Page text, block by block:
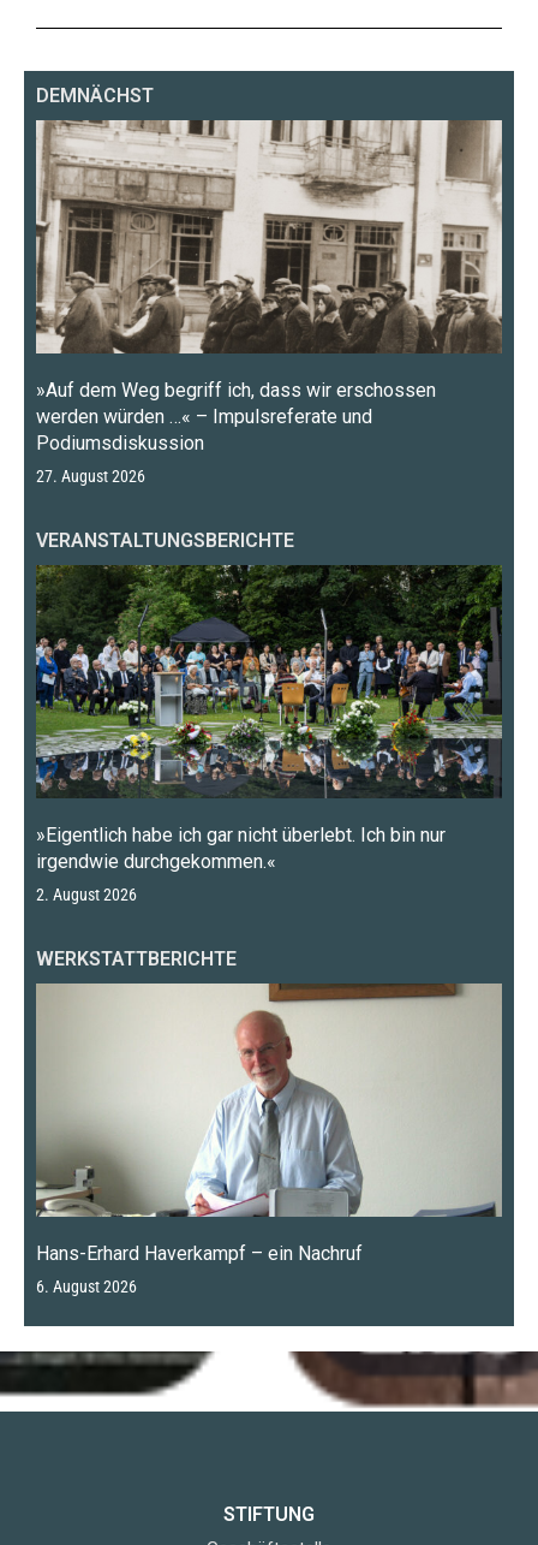
DEMNÄCHST
»Auf dem Weg begriff ich, dass wir erschossen
werden würden …« – Impulsreferate und
Podiumsdiskussion
27. August 2026
VERANSTALTUNGSBERICHTE
»Eigentlich habe ich gar nicht überlebt. Ich bin nur
irgendwie durchgekommen.«
2. August 2026
WERKSTATTBERICHTE
Hans-Erhard Haverkampf – ein Nachruf
6. August 2026
STIFTUNG